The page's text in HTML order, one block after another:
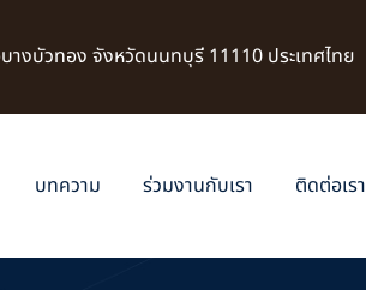
างบัวทอง จังหวัดนนทบุรี 11110 ประเทศไทย
บทความ ร่วมงานกับเรา ติดต่อเรา